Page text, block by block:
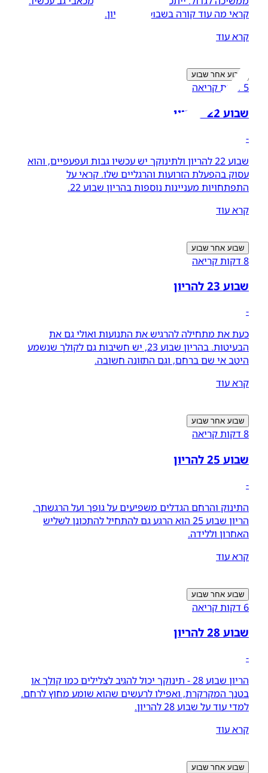
קראי מה עוד קורה בשבוע 21 להריון.
קרא עוד
שבוע אחר שבוע
5 דקות קריאה
שבוע 22 להריון
-
שבוע 22 להריון ולתינוקך יש עכשיו גבות ועפעפיים, והוא
עסוק בהפעלת הזרועות והרגליים שלו. קראי על
התפתחויות מעניינות נוספות בהריון שבוע 22.
קרא עוד
שבוע אחר שבוע
8 דקות קריאה
שבוע 23 להריון
-
כעת את מתחילה להרגיש את התנועות ואולי גם את
הבעיטות. בהריון שבוע 23, יש חשיבות גם לקולך שנשמע
היטב אי שם ברחם, וגם התזונה חשובה.
קרא עוד
שבוע אחר שבוע
8 דקות קריאה
שבוע 25 להריון
-
התינוק והרחם הגדלים משפיעים על גופך ועל הרגשתך.
הריון שבוע 25 הוא הרגע גם להתחיל להתכונן לשליש
האחרון וללידה.
קרא עוד
שבוע אחר שבוע
6 דקות קריאה
שבוע 28 להריון
-
הריון שבוע 28 - תינוקך יכול להגיב לצלילים כמו קולך או
בטנך המקרקרת, ואפילו לרעשים שהוא שומע מחוץ לרחם.
למדי עוד על שבוע 28 להריון.
קרא עוד
שבוע אחר שבוע